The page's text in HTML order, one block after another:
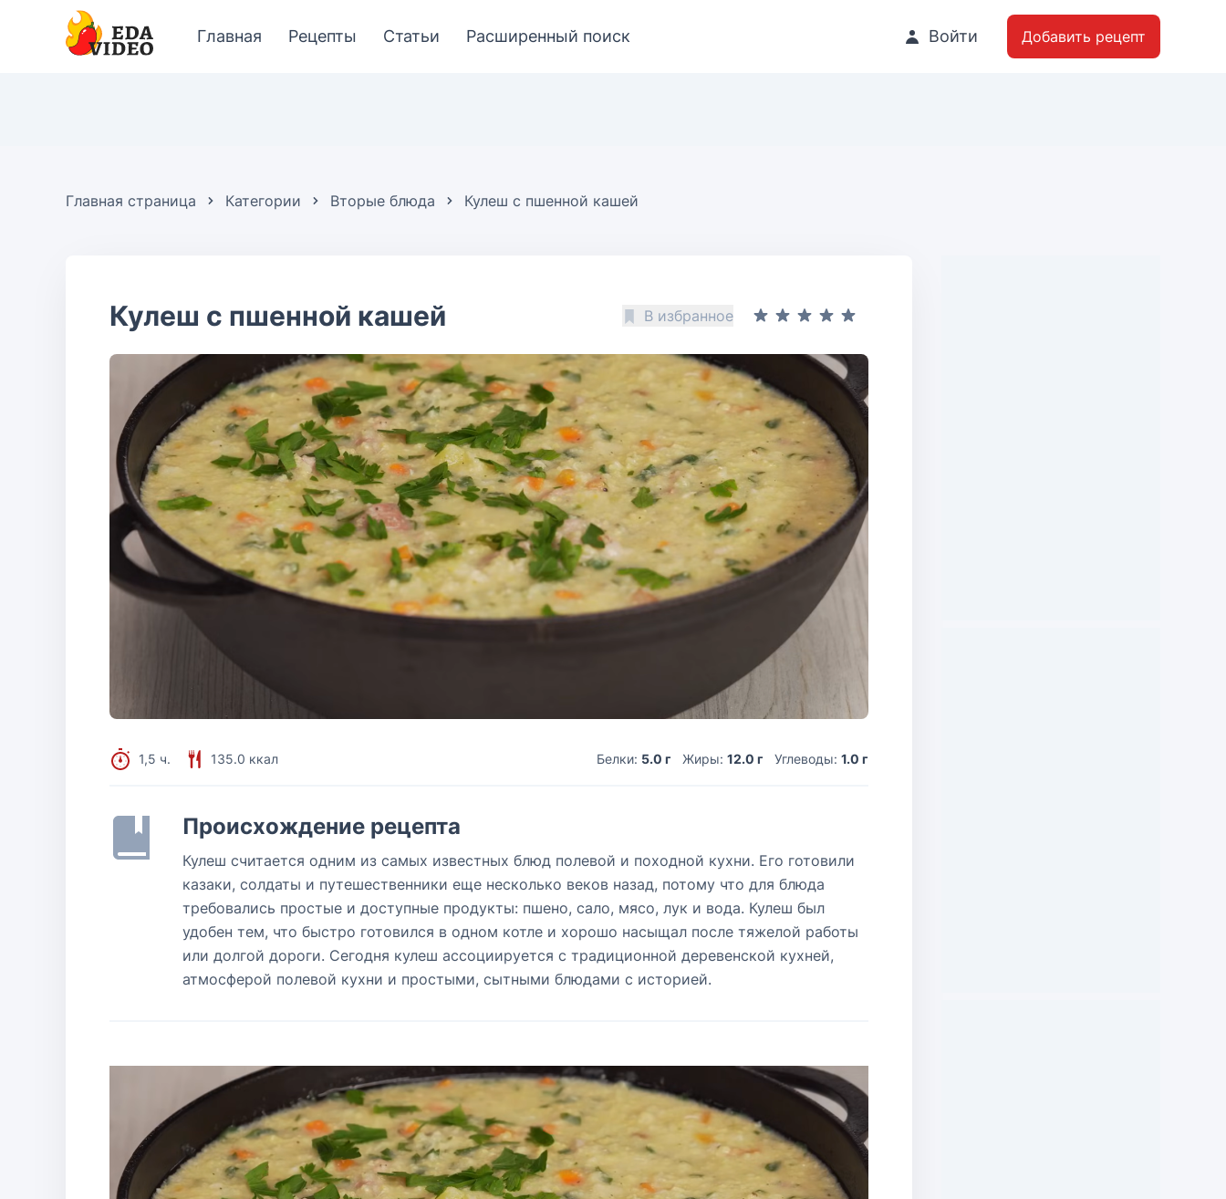
Главная Рецепты Статьи Расширенный поиск Войти Добавить рецепт
Главная страница Категории Вторые блюда Кулеш с пшенной кашей
Кулеш с пшенной кашей В избранное
1,5 ч. 135.0 ккал Белки: 5.0 г Жиры: 12.0 г Углеводы: 1.0 г
Происхождение рецепта
Кулеш считается одним из самых известных блюд полевой и походной кухни. Его готовили
казаки, солдаты и путешественники еще несколько веков назад, потому что для блюда
требовались простые и доступные продукты: пшено, сало, мясо, лук и вода. Кулеш был
удобен тем, что быстро готовился в одном котле и хорошо насыщал после тяжелой работы
или долгой дороги. Сегодня кулеш ассоциируется с традиционной деревенской кухней,
атмосферой полевой кухни и простыми, сытными блюдами с историей.